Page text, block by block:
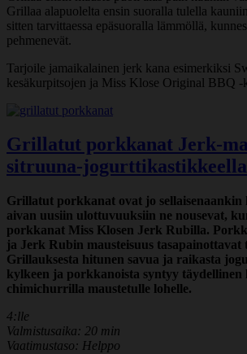
Grillaa alapuolelta ensin suoralla tulella
sitten tarvittaessa epäsuoralla lämmöllä,
pehmenevät.
Tarjoile jamaikalainen jerk kana esimerkiksi
kesäkurpitsojen ja Miss Klose Original BBQ -
Grillatut porkkanat Jerk-
sitruuna-jogurttikastikkeella
Grillatut porkkanat ovat jo sellaisenaankin
aivan uusiin ulottuvuuksiin ne nousevat,
porkkanat Miss Klosen Jerk Rubilla.
ja Jerk Rubin mausteisuus tasapainottavat
Grillauksesta hitunen savua ja raikasta
kylkeen ja porkkanoista syntyy täydellinen
chimichurrilla maustetulle lohelle.
4:lle
Valmistusaika: 20 min
Vaatimustaso: Helppo